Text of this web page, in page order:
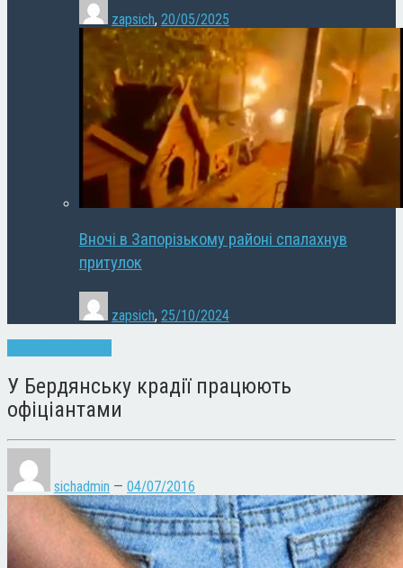
zapsich, 20/05/2025
Вночі в Запорізькому районі спалахнув
притулок
zapsich, 25/10/2024
У Бердянську крадії працюють
офіціантами
sichadmin — 04/07/2016